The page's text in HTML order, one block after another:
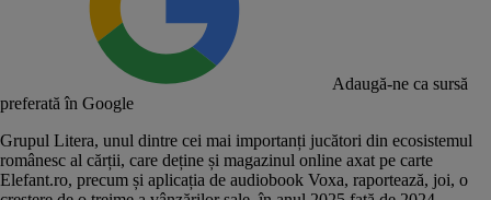
Adaugă-ne ca sursă
preferată în Google
Grupul Litera, unul dintre cei mai importanți jucători din ecosistemul
românesc al cărții, care deține și magazinul online axat pe carte
Elefant.ro, precum și aplicația de audiobook Voxa, raportează, joi, o